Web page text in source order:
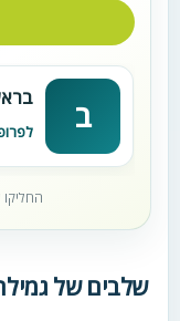
ב
שלבים של